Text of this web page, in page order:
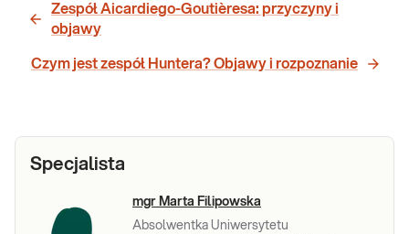
Zespół Aicardiego-Goutièresa: przyczyny i
objawy
Czym jest zespół Huntera? Objawy i rozpoznanie
Specjalista
mgr Marta Filipowska
Absolwentka Uniwersytetu